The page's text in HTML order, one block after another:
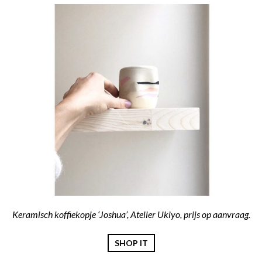
Keramisch koffiekopje ‘Joshua’, Atelier Ukiyo, prijs op aanvraag.
SHOP IT